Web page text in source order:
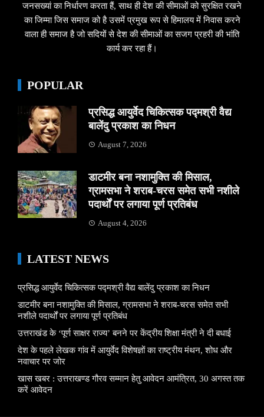
जनसख्यां का निर्धारण करता हैं, साथ ही देश की सीमाओं को सुरक्षित रखने
का जिम्मा जिस समाज को है उसमें प्रमुख रूप से हिमालय में निवास करने
वाला ही समाज है जो सदियों से देश की सीमाओं का सजग प्रहरी की भांति
कार्य कर रहा हैं।
POPULAR
प्रसिद्ध आयुर्वेद चिकित्सक पद्मश्री वैद्य
बालेंदु प्रकाश का निधन
August 7, 2026
डाटमीर बना नशामुक्ति की मिसाल,
ग्रामसभा ने शराब-चरस समेत सभी नशीले
पदार्थों पर लगाया पूर्ण प्रतिबंध
August 4, 2026
LATEST NEWS
प्रसिद्ध आयुर्वेद चिकित्सक पद्मश्री वैद्य बालेंदु प्रकाश का निधन
डाटमीर बना नशामुक्ति की मिसाल, ग्रामसभा ने शराब-चरस समेत सभी
नशीले पदार्थों पर लगाया पूर्ण प्रतिबंध
उत्तराखंड के ‘पूर्ण साक्षर राज्य’ बनने पर केंद्रीय शिक्षा मंत्री ने दी बधाई
देश के पहले लेखक गांव में आयुर्वेद विशेषज्ञों का राष्ट्रीय मंथन, शोध और
नवाचार पर जोर
खास खबर : उत्तराखण्ड गौरव सम्मान हेतु आवेदन आमंत्रित, 30 अगस्त तक
करें आवेदन